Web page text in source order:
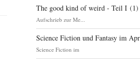
The good kind of weird - Teil I (1)
Aufschrieb zur Me...
Science Fiction und Fantasy im
Science Fiction im